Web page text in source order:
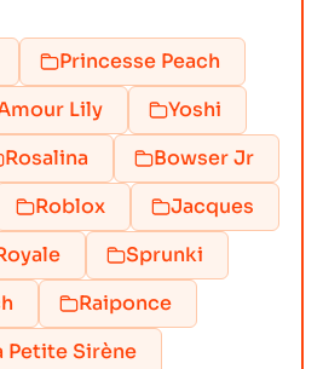
Princesse Peach
Lily
Yoshi
Rosalina
Bowser Jr
Roblox
Jacques
Sprunki
Raiponce
Petite Sirène